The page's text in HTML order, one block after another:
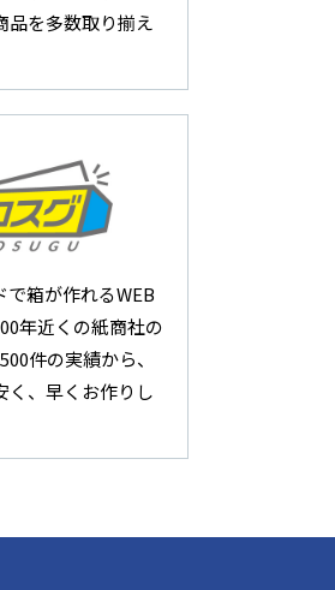
品を多数取り揃え
で箱が作れるWEB
年近くの紙商社の
件の実績から、
く、早くお作りし